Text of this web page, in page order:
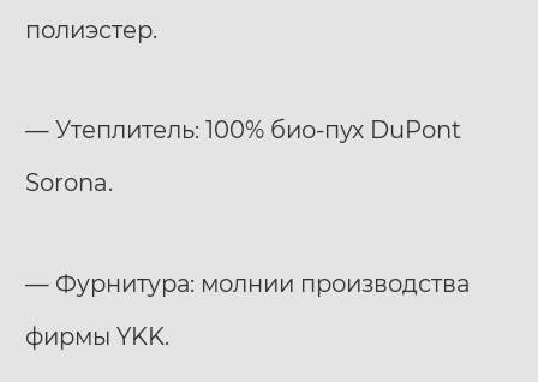
полиэстер.
— Утеплитель: 100% био-пух DuPont
Sorona.
— Фурнитура: молнии производства
фирмы YKK.